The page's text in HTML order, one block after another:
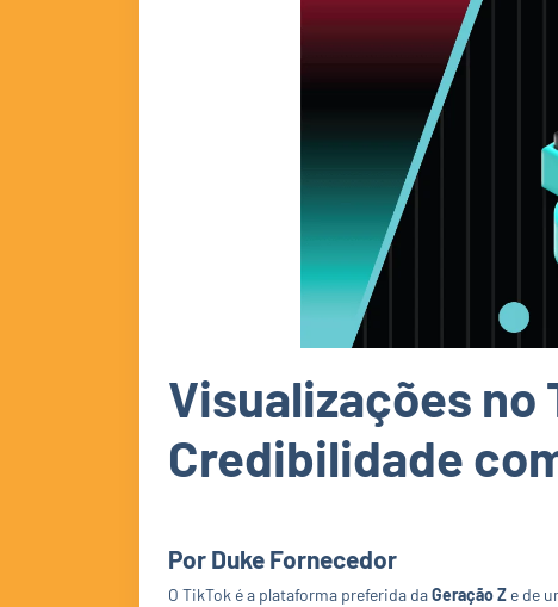
Visualizações no
Credibilidade
Por Duke Fornecedor
O TikTok é a plataforma preferida daGeração Z e de